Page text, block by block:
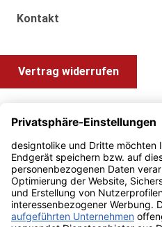
Kontakt
Vertrag widerrufen
Information und Impressum
Zahlung & Versand